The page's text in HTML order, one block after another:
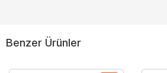
Benzer Ürünler